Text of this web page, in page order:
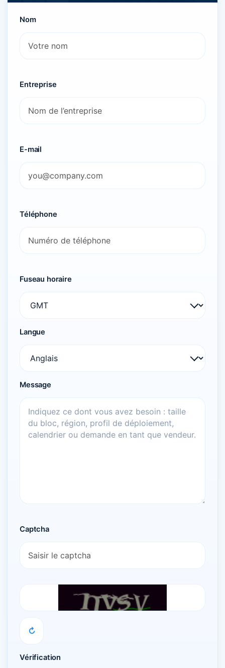
Nom
Entreprise
E-mail
Téléphone
Fuseau horaire
Langue
Message
Captcha
↻
Vérification